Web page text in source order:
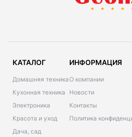
КАТАЛОГ
Домашняя техника
Кухонная техника
Электроника
Красота и уход
Дача, сад
ИНФОРМАЦИЯ
О компании
Новости
Контакты
Политика